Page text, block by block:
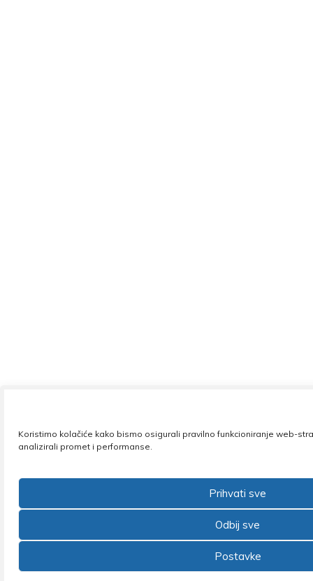
Koristimo kolačiće kako bismo osigurali pravilno funkcioniranje web-
analizirali promet i performanse.
Prihvati sve
Odbij sve
Postavke